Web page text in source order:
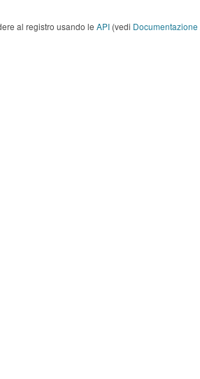
al registro usando le API (vedi Documentazione